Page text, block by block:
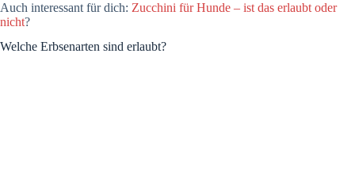
Auch interessant für dich: Zucchini für Hunde – ist das erlaubt oder
nicht?
Welche Erbsenarten sind erlaubt?